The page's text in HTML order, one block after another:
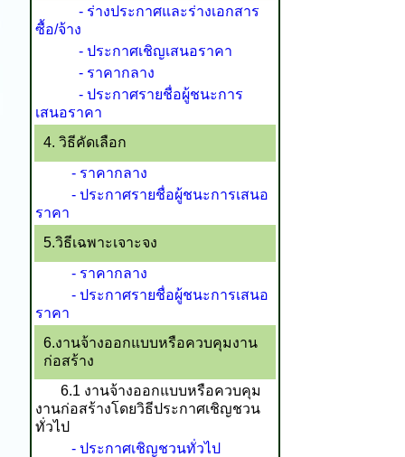
- ร่างประกาศและร่างเอกสาร
ซื้อ/จ้าง
- ประกาศเชิญเสนอราคา
- ราคากลาง
- ประกาศรายชื่อผู้ชนะการ
เสนอราคา
4. วิธีคัดเลือก
- ราคากลาง
- ประกาศรายชื่อผู้ชนะการเสนอ
ราคา
5.วิธีเฉพาะเจาะจง
- ราคากลาง
- ประกาศรายชื่อผู้ชนะการเสนอ
ราคา
6.งานจ้างออกแบบหรือควบคุมงาน
ก่อสร้าง
6.1 งานจ้างออกแบบหรือควบคุม
งานก่อสร้างโดยวิธีประกาศเชิญชวน
ทั่วไป
- ประกาศเชิญชวนทั่วไป